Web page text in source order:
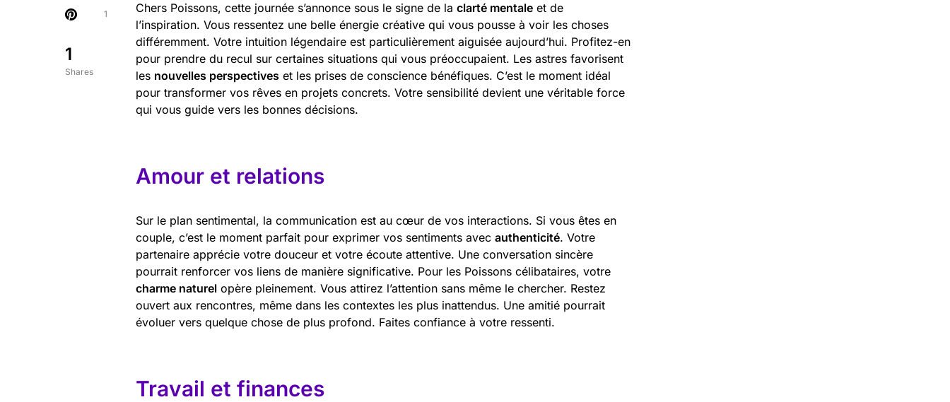
1
Shares
1 Chers Poissons, cette journée s’annonce sous le signe de la clarté mentale et de
l’inspiration. Vous ressentez une belle énergie créative qui vous pousse à voir les choses
différemment. Votre intuition légendaire est particulièrement aiguisée aujourd’hui. Profitez-en
pour prendre du recul sur certaines situations qui vous préoccupaient. Les astres favorisent
les nouvelles perspectives et les prises de conscience bénéfiques. C’est le moment idéal
pour transformer vos rêves en projets concrets. Votre sensibilité devient une véritable force
qui vous guide vers les bonnes décisions.
Amour et relations
Sur le plan sentimental, la communication est au cœur de vos interactions. Si vous êtes en
couple, c’est le moment parfait pour exprimer vos sentiments avec authenticité. Votre
partenaire apprécie votre douceur et votre écoute attentive. Une conversation sincère
pourrait renforcer vos liens de manière significative. Pour les Poissons célibataires, votre
charme naturel opère pleinement. Vous attirez l’attention sans même le chercher. Restez
ouvert aux rencontres, même dans les contextes les plus inattendus. Une amitié pourrait
évoluer vers quelque chose de plus profond. Faites confiance à votre ressenti.
Travail et finances